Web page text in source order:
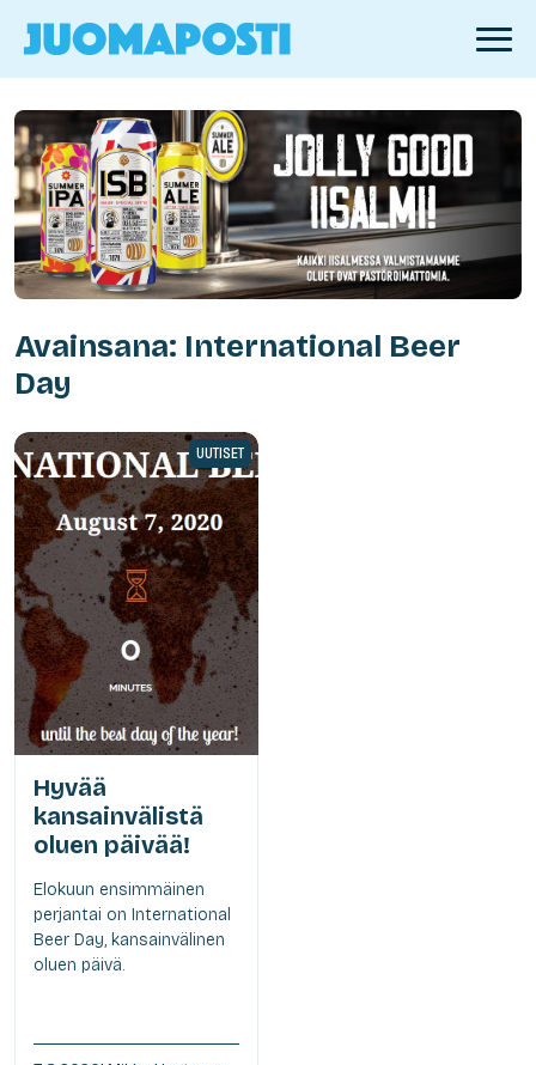
Avainsana: International Beer
Day
UUTISET
Hyvää
kansainvälistä
oluen päivää!
Elokuun ensimmäinen
perjantai on International
Beer Day, kansainvälinen
oluen päivä.